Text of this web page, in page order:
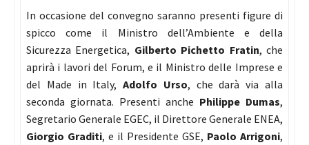
In occasione del convegno saranno presenti figure di
spicco come il Ministro dell’Ambiente e della
Sicurezza Energetica, Gilberto Pichetto Fratin, che
aprirà i lavori del Forum, e il Ministro delle Imprese e
del Made in Italy, Adolfo Urso, che darà via alla
seconda giornata. Presenti anche Philippe Dumas,
Segretario Generale EGEC, il Direttore Generale ENEA,
Giorgio Graditi, e il Presidente GSE, Paolo Arrigoni,